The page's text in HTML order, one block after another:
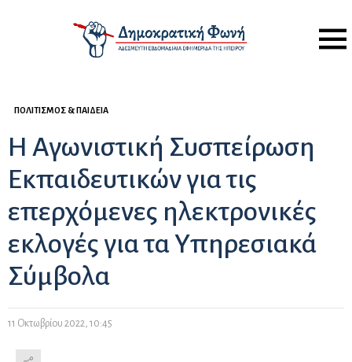
Menu
ΠΟΛΙΤΙΣΜΌΣ & ΠΑΙΔΕΊΑ
Η Αγωνιστική Συσπείρωση
Εκπαιδευτικών για τις
επερχόμενες ηλεκτρονικές
εκλογές για τα Υπηρεσιακά
Σύμβολα
11 Οκτωβρίου 2022, 10:45